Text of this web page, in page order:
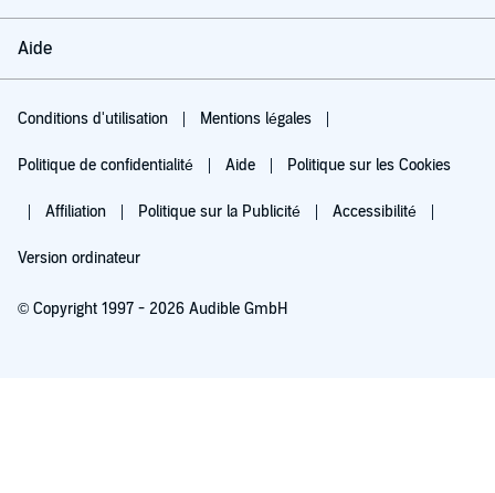
Aide
Conditions d'utilisation Mentions légales
Politique de confidentialité Aide Politique sur les Cookies
Affiliation Politique sur la Publicité Accessibilité
Version ordinateur
© Copyright 1997 - 2026 Audible GmbH